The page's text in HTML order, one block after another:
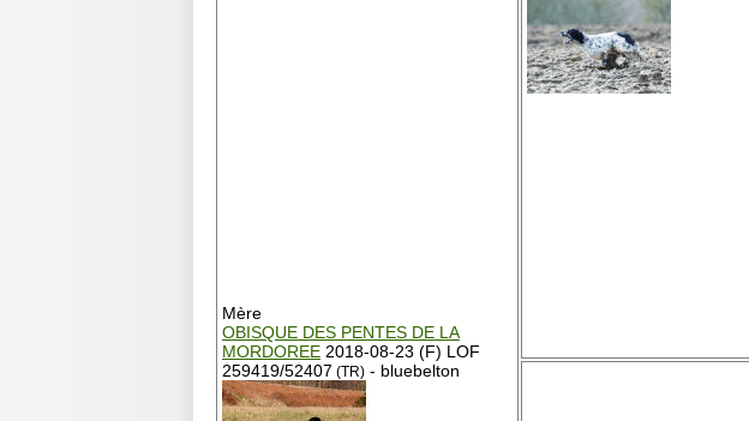
Mère
OBISQUE DES PENTES DE LA
MORDOREE 2018-08-23 (F) LOF
259419/52407 (TR) - bluebelton